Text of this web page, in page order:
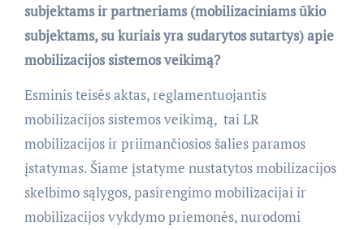
subjektams ir partneriams (mobilizaciniams ūkio
subjektams, su kuriais yra sudarytos sutartys) apie
mobilizacijos sistemos veikimą?
Esminis teisės aktas, reglamentuojantis
mobilizacijos sistemos veikimą,  tai LR
mobilizacijos ir priimančiosios šalies paramos
įstatymas. Šiame įstatyme nustatytos mobilizacijos
skelbimo sąlygos, pasirengimo mobilizacijai ir
mobilizacijos vykdymo priemonės, nurodomi